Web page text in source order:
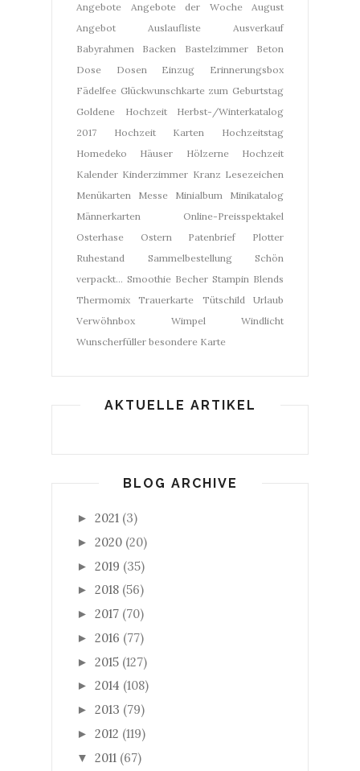
Angebote Angebote der Woche
August
Angebot
Auslaufliste
Ausverkauf
Babyrahmen
Backen Bastelzimmer
Beton
Dose
Dosen Einzug
Erinnerungsbox
Fädelfee Glückwunschkarte zum Geburtstag
Goldene Hochzeit
Herbst-/Winterkatalog
2017
Hochzeit Karten
Hochzeitstag
Homedeko
Häuser
Hölzerne Hochzeit
Kalender Kinderzimmer Kranz Lesezeichen
Menükarten
Messe Minialbum
Minikatalog
Männerkarten
Online-Preisspektakel
Osterhase
Ostern Patenbrief
Plotter
Ruhestand
Sammelbestellung
Schön
verpackt... Smoothie Becher Stampin Blends
Thermomix
Trauerkarte Tütschild
Urlaub
Verwöhnbox
Wimpel
Windlicht
Wunscherfüller besondere Karte
AKTUELLE ARTIKEL
BLOG ARCHIVE
► 2021 (3)
► 2020 (20)
► 2019 (35)
► 2018 (56)
► 2017 (70)
► 2016 (77)
► 2015 (127)
► 2014 (108)
► 2013 (79)
► 2012 (119)
▼ 2011 (67)